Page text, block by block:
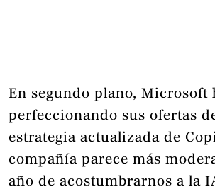
En segundo plano, Microsoft
perfeccionando sus ofertas
estrategia actualizada de
compañía parece más
año de acostumbrarnos a la